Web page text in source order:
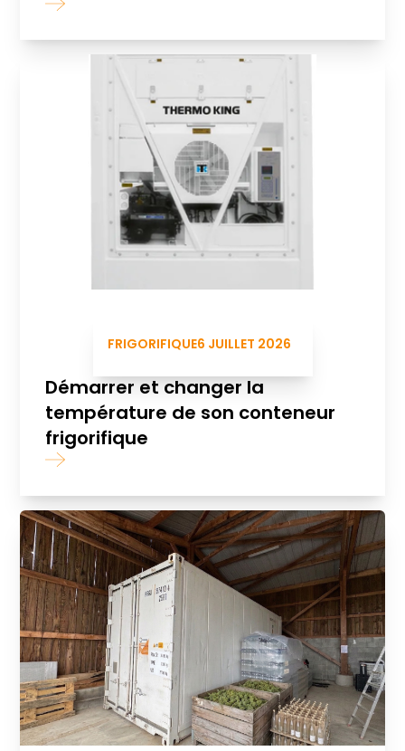
FRIGORIFIQUE6 JUILLET 2026
Démarrer et changer la
température de son conteneur
frigorifique